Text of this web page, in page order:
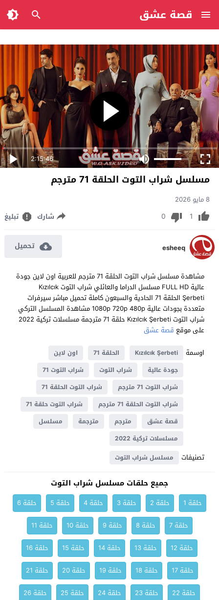
قصة عشق
2:15:46
مسلسل شراب التوت الحلقة 71 مترجم
8 مايو 2026
1
0 شارك تبليغ
esheeq تحميل
مشاهدة مسلسل شراب التوت الحلقة 71 مترجم للعربية اون لاين جودة
عالية FULL HD مسلسل الدراما والعائلي شراب التوت Kızılcık
Şerbeti الحلقة 71 الحادية والسبعون كاملة تحميل مباشر سيرفرات
متعددة بجودات عالية 1080p 720p 480p مشاهدة المسلسل التركي
شراب التوت Kızılcık Şerbeti حلقة 71 مترجمة مسلسلات تركية 2022
على موقع قصة عشق
اوسمة
Kızılcık Şerbeti الحلقة 71
اون لاين
جودة عالية
شراب التوت
شراب التوت 71
شراب التوت 71 مترجم
شراب التوت الحلقة 71
شراب التوت الحلقة 71 مترجم
شراب التوت حلقة 71
قصة عشق
مترجم مترجمة
مسلسل
مسلسلات تركية 2022
تصنيفات مسلسل شراب التوت
جميع حلقات مسلسل شراب التوت
حلقة 1 حلقة 2 حلقة 3 حلقة 4 حلقة 5
حلقة 6
حلقة 7
حلقة 8 حلقة 9 حلقة 10
حلقة 11
حلقة 12
حلقة 13 حلقة 14 حلقة 15
حلقة 16
حلقة 17
حلقة 18 حلقة 19 حلقة 20
حلقة 21
حلقة 22
حلقة 23 حلقة 24 حلقة 25
حلقة 26